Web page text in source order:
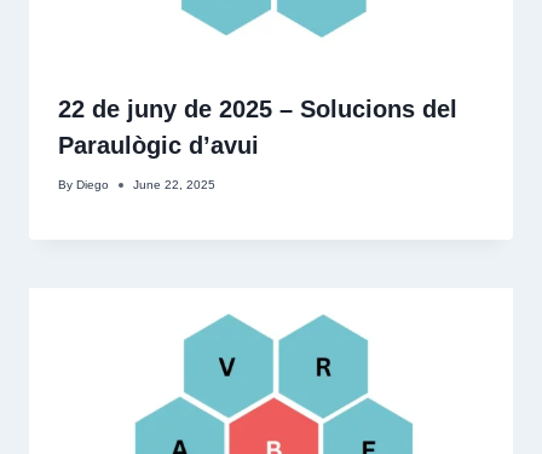
22 de juny de 2025 – Solucions del
Paraulògic d’avui
By Diego June 22, 2025